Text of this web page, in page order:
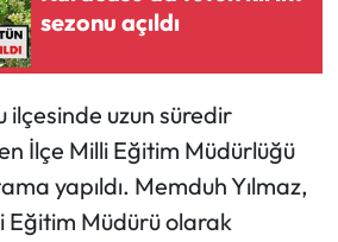
sezonu açıldı
ilçesinde uzun süredir
İlçe Milli Eğitim Müdürlüğü
yapıldı. Memduh Yılmaz,
Eğitim Müdürü olarak